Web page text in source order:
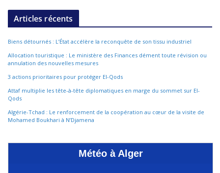
Articles récents
Biens détournés : L’État accélère la reconquête de son tissu industriel
Allocation touristique : Le ministère des Finances dément toute révision ou
annulation des nouvelles mesures
3 actions prioritaires pour protéger El-Qods
Attaf multiplie les tête-à-tête diplomatiques en marge du sommet sur El-
Qods
Algérie-Tchad : Le renforcement de la coopération au cœur de la visite de
Mohamed Boukhari à N’Djamena
Météo à Alger